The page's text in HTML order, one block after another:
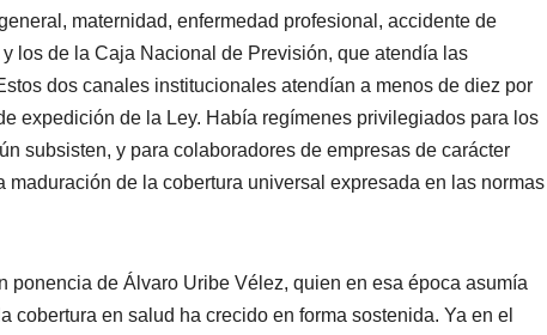
maternidad, enfermedad profesional, accidente de
los de la Caja Nacional de Previsión, que atendía las
dos canales institucionales atendían a menos de diez por
expedición de la Ley. Había regímenes privilegiados para los
subsisten, y para colaboradores de empresas de carácter
maduración de la cobertura universal expresada en las normas
ponencia de Álvaro Uribe Vélez, quien en esa época asumía
cobertura en salud ha crecido en forma sostenida. Ya en el